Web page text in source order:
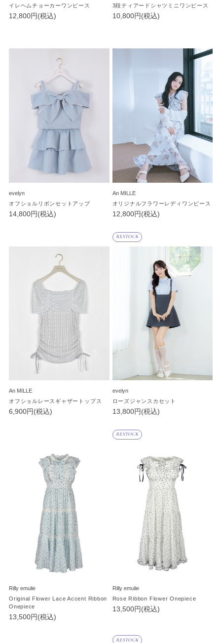
イレヘムチョーカーワンピース
12,800円(税込)
3段ティアードシャツミニワンピース
10,800円(税込)
evelyn
オフショルリボンセットアップ
14,800円(税込)
An MILLE
オリジナルフラワーレディワンピース
12,800円(税込)
An MILLE
オフショルレースギャザートップス
6,900円(税込)
RESTOCK
evelyn
ローズジャンスカセット
13,800円(税込)
Rilly emulie
Original Flower Lace Accent Ribbon
Onepiece
13,500円(税込)
RESTOCK
Rilly emulie
Rose Ribbon Flower Onepiece
13,500円(税込)
RESTOCK